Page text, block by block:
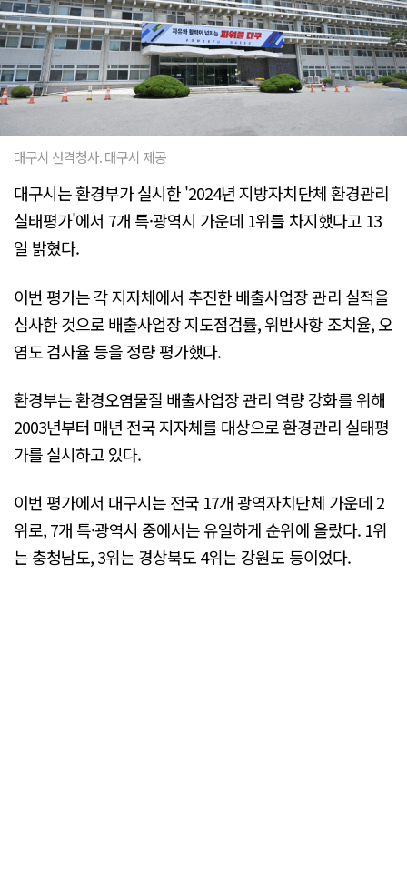
대구시 산격청사. 대구시 제공
대구시는 환경부가 실시한 '2024년 지방자치단체 환경관리
실태평가'에서 7개 특·광역시 가운데 1위를 차지했다고 13
일 밝혔다.
이번 평가는 각 지자체에서 추진한 배출사업장 관리 실적을
심사한 것으로 배출사업장 지도점검률, 위반사항 조치율, 오
염도 검사율 등을 정량 평가했다.
환경부는 환경오염물질 배출사업장 관리 역량 강화를 위해
2003년부터 매년 전국 지자체를 대상으로 환경관리 실태평
가를 실시하고 있다.
이번 평가에서 대구시는 전국 17개 광역자치단체 가운데 2
위로, 7개 특·광역시 중에서는 유일하게 순위에 올랐다. 1위
는 충청남도, 3위는 경상북도 4위는 강원도 등이었다.